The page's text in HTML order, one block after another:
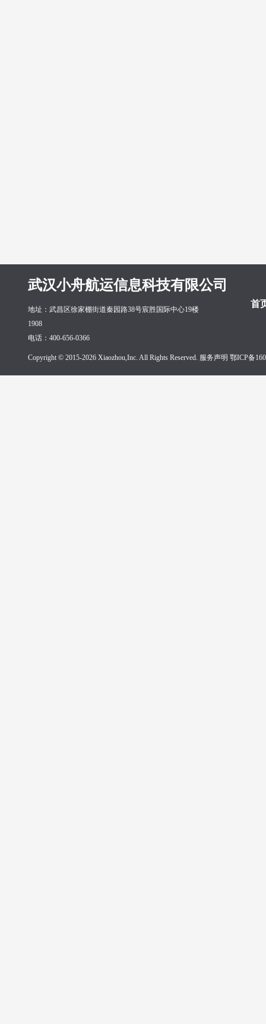
武汉小舟航运信息科技有限公司
首
地址：武昌区徐家棚街道秦园路38号宸胜国际中心19楼
1908
电话：400-656-0366
Copyright © 2015-2026 Xiaozhou,Inc. All Rights Reserved. 服务声明 鄂ICP备